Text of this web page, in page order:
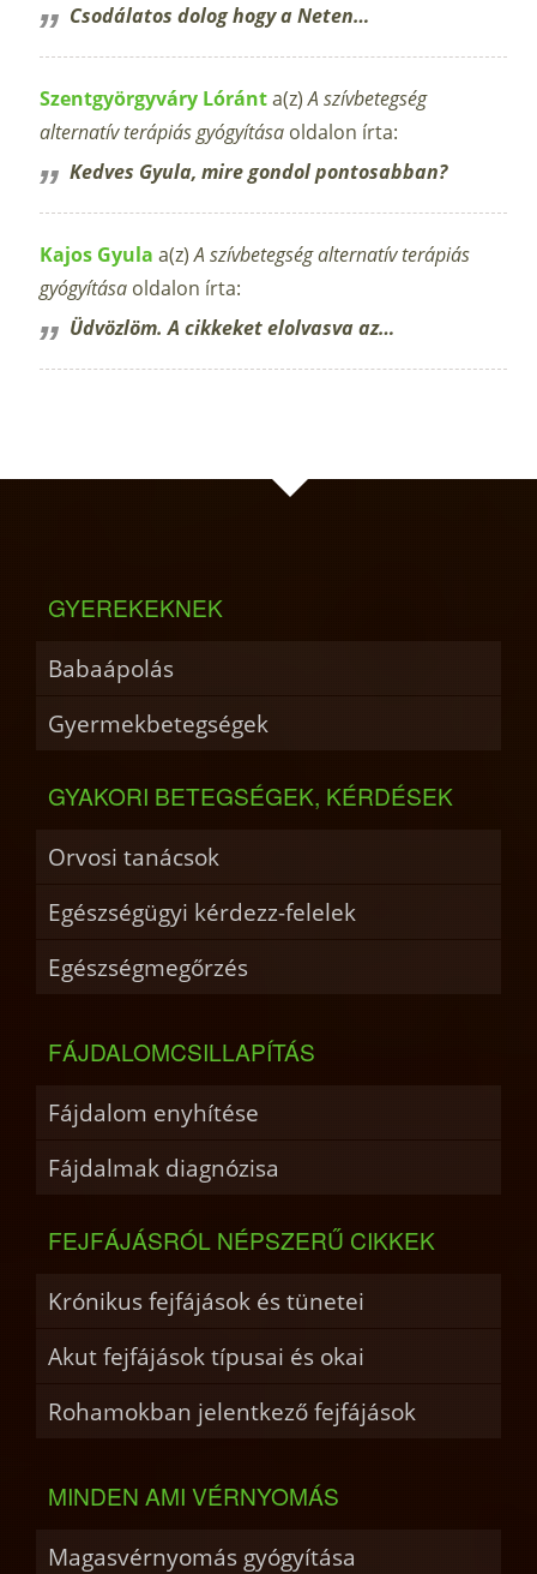
Csodálatos dolog hogy a Neten…
Szentgyörgyváry Lóránta(z)A szívbetegség
alternatív terápiás gyógyítása oldalon írta:
Kedves Gyula, mire gondol pontosabban?
Kajos Gyula a(z)A szívbetegség alternatív terápiás
gyógyítása oldalon írta:
Üdvözlöm. A cikkeket elolvasva az…
GYEREKEKNEK
Babaápolás
Gyermekbetegségek
GYAKORI BETEGSÉGEK, KÉRDÉSEK
Orvosi tanácsok
Egészségügyi kérdezz-felelek
Egészségmegőrzés
FÁJDALOMCSILLAPÍTÁS
Fájdalom enyhítése
Fájdalmak diagnózisa
FEJFÁJÁSRÓL NÉPSZERŰ CIKKEK
Krónikus fejfájások és tünetei
Akut fejfájások típusai és okai
Rohamokban jelentkező fejfájások
MINDEN AMI VÉRNYOMÁS
Magasvérnyomás gyógyítása